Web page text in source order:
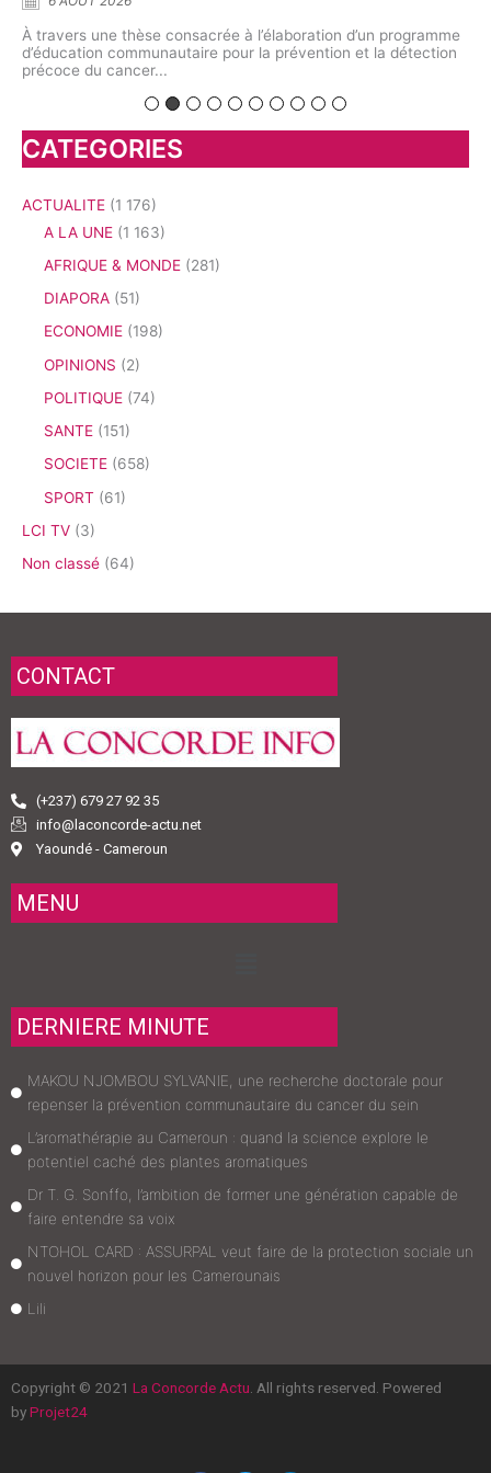
À l’Université de Yaoundé I, chercheurs et spécialistes ont
interrogé l’avenir d’une discipline située au croisement de la
biologie végétale,...
CATEGORIES
ACTUALITE (1 176)
A LA UNE (1 163)
AFRIQUE & MONDE (281)
DIAPORA (51)
ECONOMIE (198)
OPINIONS (2)
POLITIQUE (74)
SANTE (151)
SOCIETE (658)
SPORT (61)
LCI TV (3)
Non classé (64)
CONTACT
(+237) 679 27 92 35
info@laconcorde-actu.net
Yaoundé - Cameroun
MENU
DERNIERE MINUTE
MAKOU NJOMBOU SYLVANIE, une recherche doctorale pour
repenser la prévention communautaire du cancer du sein
L’aromathérapie au Cameroun : quand la science explore le
potentiel caché des plantes aromatiques
Dr T. G. Sonffo, l’ambition de former une génération capable de
faire entendre sa voix
NTOHOL CARD : ASSURPAL veut faire de la protection sociale un
nouvel horizon pour les Camerounais
Lili
Copyright © 2021 La Concorde Actu . All rights reserved. Powered
byProjet24